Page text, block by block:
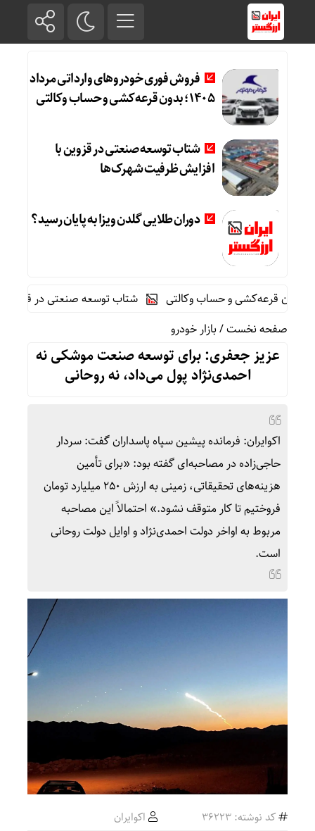
فروش فوری خودروهای وارداتی مرداد
۱۴۰۵؛ بدون قرعه‌کشی و حساب وکالتی
شتاب توسعه صنعتی در قزوین با
افزایش ظرفیت شهرک‌ها
دوران طلایی گلدن ویزا به پایان رسید؟
شتاب توسعه صنعتی در قزوین با
صفحه نخست/بازار خودرو
عزیز جعفری: برای توسعه صنعت موشکی نه
احمدی‌نژاد پول می‌داد، نه روحانی
اکوایران: فرمانده پیشین سپاه پاسداران گفت: سردار
حاجی‌زاده در مصاحبه‌ای گفته بود: «برای تأمین
هزینه‌های تحقیقاتی، زمینی به ارزش ۲۵۰ میلیارد تومان
فروختیم تا کار متوقف نشود.» احتمالاً این مصاحبه
مربوط به اواخر دولت احمدی‌نژاد و اوایل دولت روحانی
است.
کد نوشته: 36223
اکوایران